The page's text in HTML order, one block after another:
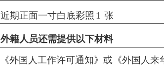
近期正面一寸白底彩照 1 张
外籍人员还需提供以下材料
《外国人工作许可通知》或《外国人